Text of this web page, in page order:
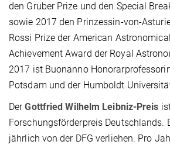
den Gruber Prize und den Special
sowie 2017 den Prinzessin-von-
Rossi Prize der American
Achievement Award der Royal
2017 ist Buonanno
Potsdam und der Humboldt
DerGottfried Wilhelm Leibniz-Preis
Forschungsförderpreis Deutschlands.
jährlich von der DFG verliehen. Pro